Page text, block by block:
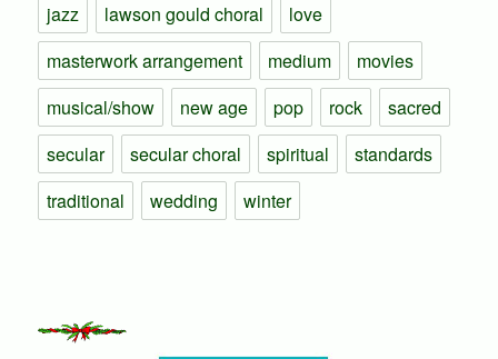
jazz
lawson gould choral
love
masterwork arrangement
medium
movies
musical/show
new age pop rock
sacred
secular
secular choral spiritual
standards
traditional
wedding winter